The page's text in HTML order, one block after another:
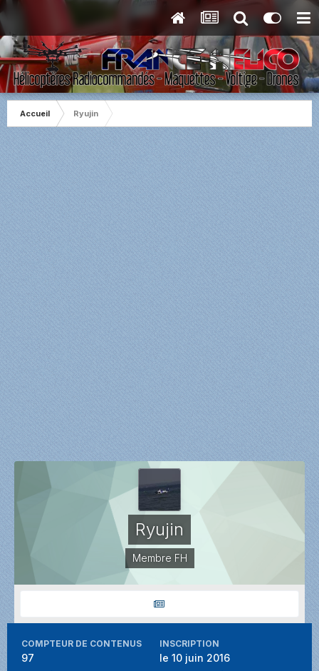
Accueil Ryujin
Ryujin
Membre FH
COMPTEUR DE CONTENUS
97
INSCRIPTION
le 10 juin 2016